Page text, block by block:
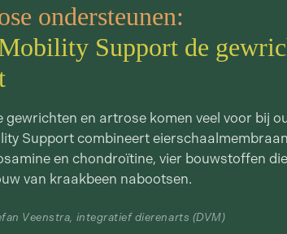
ondersteunen:
Support de
gewrichten en artrose komen veel voor bij
Support combineert
en chondroïtine, vier bouwstoffen
van kraakbeen nabootsen.
Veenstra, integratief dierenarts (DVM)